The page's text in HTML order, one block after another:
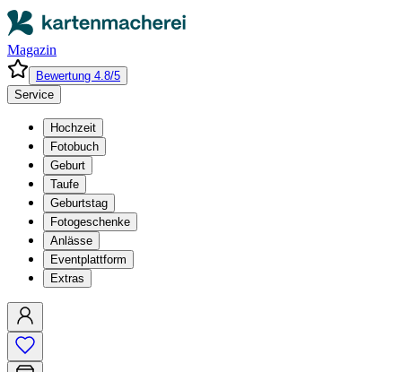
Magazin
Bewertung 4.8/5
Service
Hochzeit
Fotobuch
Geburt
Taufe
Geburtstag
Fotogeschenke
Anlässe
Eventplattform
Extras